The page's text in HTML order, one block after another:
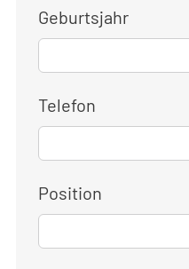
Geburtsjahr
Telefon
Position